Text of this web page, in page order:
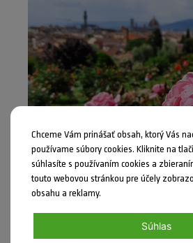
Na záver malé upozornenie. Už o
Chceme Vám prinášať obsah, ktorý Vás
používame súbory cookies. Kliknite na
súhlasíte s používaním cookies a
touto webovou stránkou pre účely
obsahu a reklamy.
Súhlas